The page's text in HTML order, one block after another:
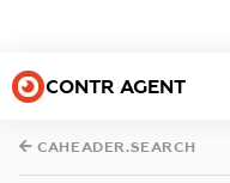
CONTR AGENT
CAHEADER.SEARCH